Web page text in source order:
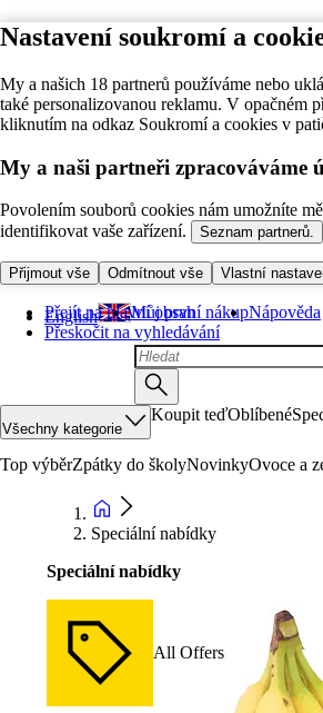
Nastavení soukromí a
My a našich 18 partnerů používáme nebo
také personalizovanou reklamu. V opačném
kliknutím na odkaz Soukromí a cookies v
My a naši partneři zpracováváme
Povolením souborů cookies nám umožníte
identifikovat vaše zařízení.
Seznam partnerů.
Přijmout vše Odmítnout vše Vlastní
Přejít na hlavní obsah
Přeskočit na vyhledávání
English Můj první nákupNápověda
Všechny kategorie
Koupit teďOblíbené
Top výběrZpátky do školyNovinkyOvoce a
Speciální nabídky
Speciální nabídky
All Offers